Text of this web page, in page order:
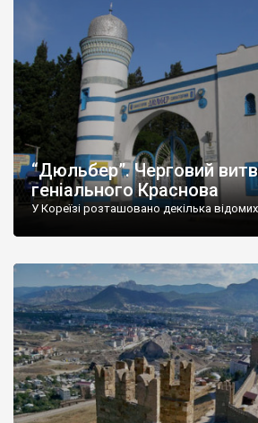
“Дюльбер”. Черговий
геніального Краснова
У Кореїзі розташовано декілька